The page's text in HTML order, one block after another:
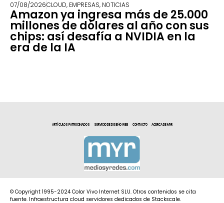
07/08/2026CLOUD, EMPRESAS, NOTICIAS
Amazon ya ingresa más de 25.000
millones de dólares al año con sus
chips: así desafía a NVIDIA en la
era de la IA
ARTÍCULOS PATROCINADOS SERVICIO DE DISEÑO WEB CONTACTO ACERCA DE MYR
© Copyright 1995-2024 Color Vivo Internet SLU. Otros contenidos se cita
fuente. Infraestructura cloud servidores dedicados de Stackscale.